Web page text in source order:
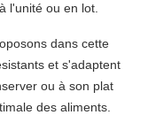
l'unité ou en lot.
dans cette
et s'adaptent
ou à son plat
des aliments.